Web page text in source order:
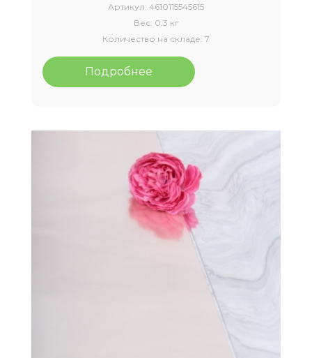
Артикул: 4610115545615
Вес: 0.3 кг
Количество на складе: 7
Подробнее